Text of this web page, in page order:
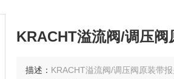
KRACHT溢流阀/调压阀
描述： KRACHT溢流阀/调压阀原装带